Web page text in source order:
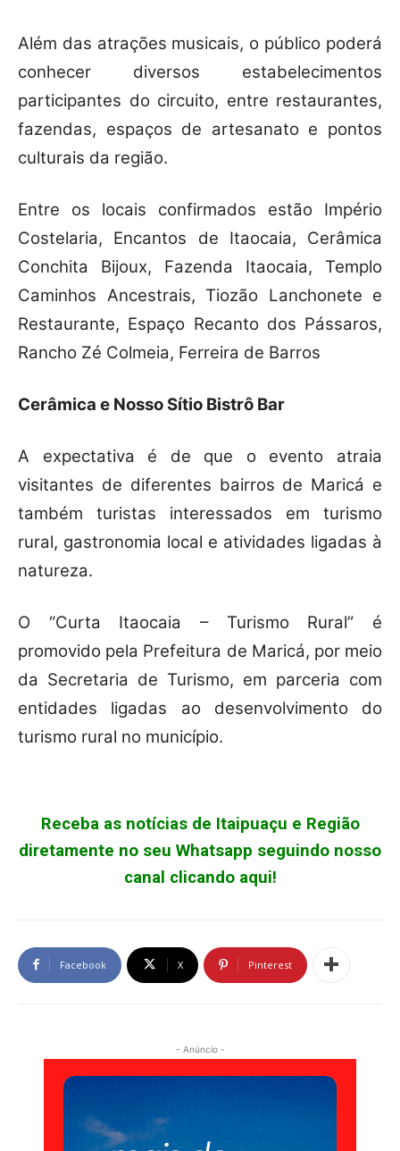
Além das atrações musicais, o público poderá
conhecer diversos estabelecimentos
participantes do circuito, entre restaurantes,
fazendas, espaços de artesanato e pontos
culturais da região.
Entre os locais confirmados estão Império
Costelaria, Encantos de Itaocaia, Cerâmica
Conchita Bijoux, Fazenda Itaocaia, Templo
Caminhos Ancestrais, Tiozão Lanchonete e
Restaurante, Espaço Recanto dos Pássaros,
Rancho Zé Colmeia, Ferreira de Barros
Cerâmica e Nosso Sítio Bistrô Bar
A expectativa é de que o evento atraia
visitantes de diferentes bairros de Maricá e
também turistas interessados em turismo
rural, gastronomia local e atividades ligadas à
natureza.
O “Curta Itaocaia – Turismo Rural” é
promovido pela Prefeitura de Maricá, por meio
da Secretaria de Turismo, em parceria com
entidades ligadas ao desenvolvimento do
turismo rural no município.
Receba as notícias de Itaipuaçu e Região
diretamente no seu Whatsapp seguindo nosso
canal clicando aqui!
Facebook X Pinterest
- Anúncio -